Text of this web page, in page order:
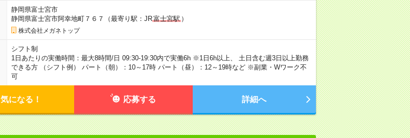
静岡県富士宮市
静岡県富士宮市阿幸地町７６７（最寄り駅：JR富士宮駅）
株式会社メガネトップ
シフト制
1日あたりの実働時間：最大8時間/日 09:30-19:30内で実働6h ※1日6h以上、 土日含む週3日以上勤務
できる方 （シフト例） パート（朝）：10～17時 パート（昼）：12～19時など ※副業・Wワーク不
可
気になる！ 応募する 詳細へ